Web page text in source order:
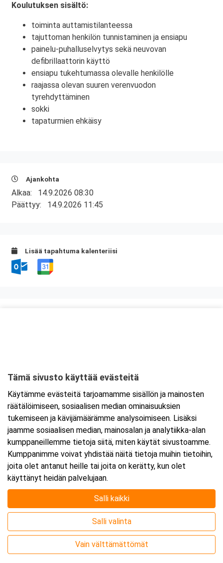
Koulutuksen sisältö:
toiminta auttamistilanteessa
tajuttoman henkilön tunnistaminen ja ensiapu
painelu-puhalluselvytys sekä neuvovan
defibrillaattorin käyttö
ensiapu tukehtumassa olevalle henkilölle
raajassa olevan suuren verenvuodon
tyrehdyttäminen
sokki
tapaturmien ehkäisy
Ajankohta
Alkaa: 14.9.2026 08:30
Päättyy: 14.9.2026 11:45
Lisää tapahtuma kalenteriisi
Tarkempi kartta ja ajo-ohjeet
Tämä sivusto käyttää evästeitä
Käytämme evästeitä tarjoamamme sisällön ja mainosten
räätälöimiseen, sosiaalisen median ominaisuuksien
tukemiseen ja kävijämäärämme analysoimiseen. Lisäksi
jaamme sosiaalisen median, mainosalan ja analytiikka-alan
kumppaneillemme tietoja siitä, miten käytät sivustoamme.
Kumppanimme voivat yhdistää näitä tietoja muihin tietoihin,
joita olet antanut heille tai joita on kerätty, kun olet
käyttänyt heidän palvelujaan.
Salli kaikki
Salli valinta
Vain välttämättömät